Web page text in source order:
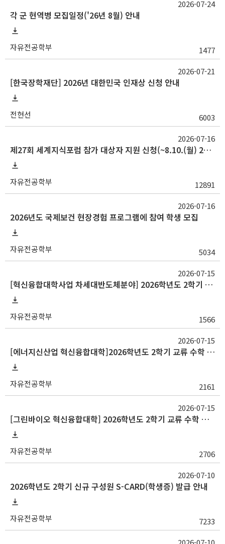
각 군 현역병 모집일정('26년 8월) 안내
자유전공학부 1477
2026-07-24
[한국장학재단] 2026년 대한민국 인재상 신청 안내
전현선 6003
2026-07-21
제27회 세계지식포럼 참가 대상자 지원 신청(~8.10.(월) 23:59)
자유전공학부 12891
2026-07-16
2026년도 국제보건 현장경험 프로그램에 참여 학생 모집
자유전공학부 5034
2026-07-16
[혁신융합대학사업 차세대반도체분야] 2026학년도 2학기 교류 수학 안내(중앙대, 대구대)
자유전공학부 1566
2026-07-15
[에너지신산업 혁신융합대학]2026학년도 2학기 교류 수학 안내(고려대, 부산대, 한양대)
자유전공학부 2161
2026-07-15
[그린바이오 혁신융합대학] 2026학년도 2학기 교류 수학 안내(충남대)
자유전공학부 2706
2026-07-15
2026학년도 2학기 신규 구성원 S-CARD(학생증) 발급 안내
자유전공학부 7233
2026-07-10